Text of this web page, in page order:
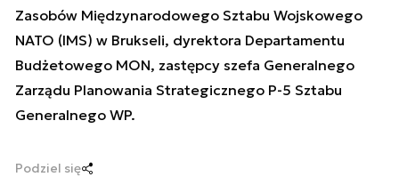
Zasobów Międzynarodowego Sztabu Wojskowego
NATO (IMS) w Brukseli, dyrektora Departamentu
Budżetowego MON, zastępcy szefa Generalnego
Zarządu Planowania Strategicznego P-5 Sztabu
Generalnego WP.
Podziel się